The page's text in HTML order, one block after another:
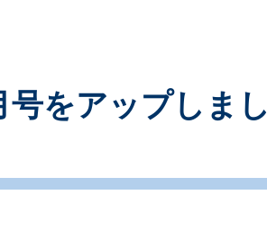
号をアップしまし